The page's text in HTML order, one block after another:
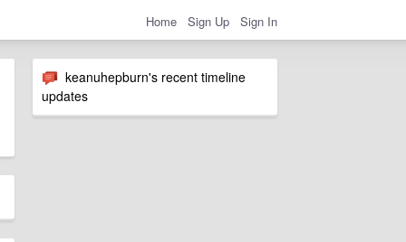
Home Sign Up Sign In
keanuhepburn's recent timeline
updates